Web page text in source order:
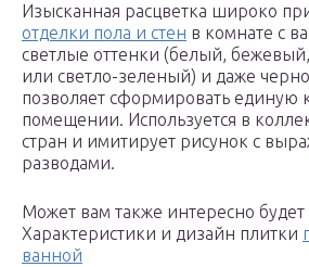
Изысканная расцветка широко
отделки пола и стен в комнате с
светлые оттенки (белый,
или светло-зеленый) и даже
позволяет сформировать единую
помещении. Используется в
стран и имитирует рисунок с
разводами.
Может вам также интересно
Характеристики и дизайн плитки
ванной